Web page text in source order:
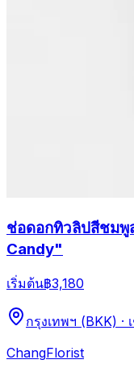
ช่อดอกทิวลิปสีชม
Candy"
เริ่มต้น฿3,180
กรุงเทพฯ (BKK) ·
ChangFlorist